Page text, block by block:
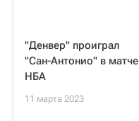
"Денвер" проиграл
"Сан-Антонио" в матче
НБА
11 марта 2023